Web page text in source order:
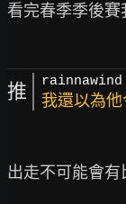
看完春季季後賽
推 rainnawind
我還以為
出走不可能會有